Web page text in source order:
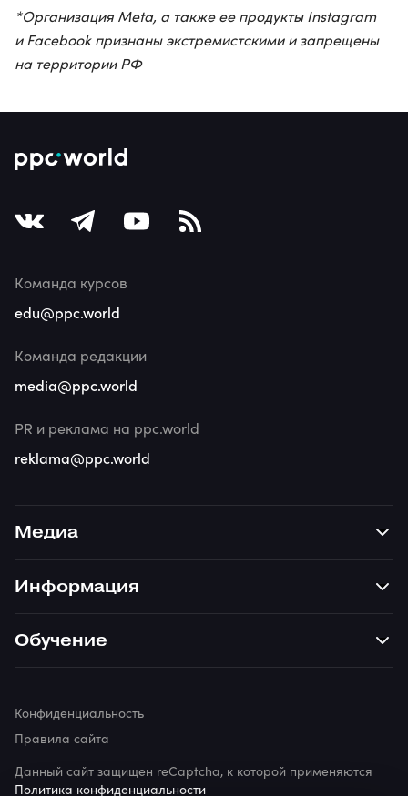
*Организация Meta, а также ее продукты Instagram
и Facebook признаны экстремистскими и запрещены
на территории РФ
Медиа
Информация
Обучение
Команда курсов
edu@ppc.world
Команда редакции
media@ppc.world
PR и реклама на ppc.world
reklama@ppc.world
Данный сайт защищен reCaptcha, к которой применяются
Политика конфиденциальности
Конфиденциальность
Правила сайта